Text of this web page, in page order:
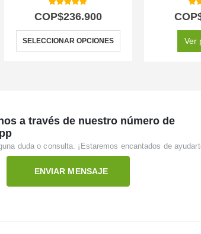
5.00
COP$236.900
SELECCIONAR OPCIONES
5.00
Ver
a través de nuestro número de
duda o consulta. ¡Estaremos encantados de
ENVIAR MENSAJE